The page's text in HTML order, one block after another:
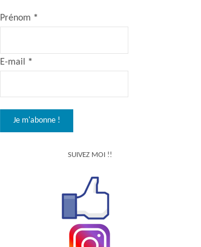
Prénom *
E-mail *
SUIVEZ MOI !!